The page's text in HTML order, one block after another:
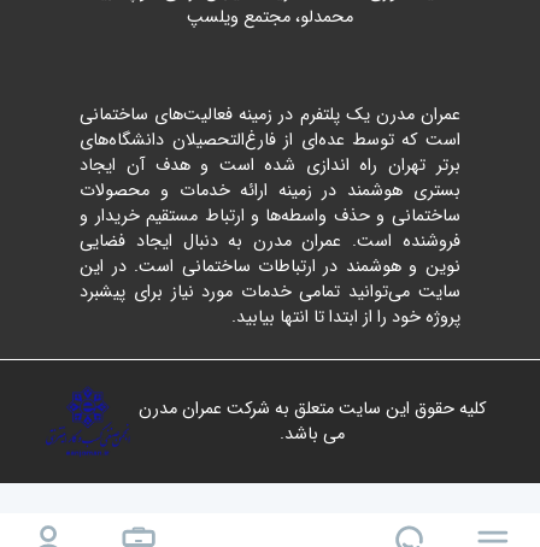
محمدلو، مجتمع ویلسپ
عمران مدرن یک پلتفرم در زمینه فعالیت‌های ساختمانی
است که توسط عده‌ای از فارغ‌التحصیلان دانشگاه‌های
برتر تهران راه اندازی شده است و هدف آن ایجاد
بستری هوشمند در زمینه ارائه خدمات و محصولات
ساختمانی و حذف واسطه‌ها و ارتباط مستقیم خریدار و
فروشنده است. عمران مدرن به دنبال ایجاد فضایی
نوین و هوشمند در ارتباطات ساختمانی است. در این
سایت می‌توانید تمامی خدمات مورد نیاز برای پیشبرد
پروژه خود را از ابتدا تا انتها بیابید.
کلیه حقوق این سایت متعلق به شرکت عمران مدرن
می باشد.